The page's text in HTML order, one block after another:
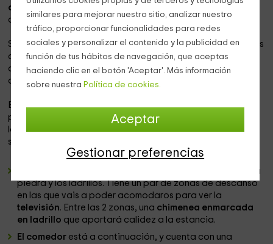
similares para mejorar nuestro sitio, analizar nuestro
tráfico, proporcionar funcionalidades para redes
sociales y personalizar el contenido y la publicidad en
función de tus hábitos de navegación, que aceptas
haciendo clic en el botón 'Aceptar'. Más información
sobre nuestra Política de cookies.
Aceptar
Gestionar preferencias
de Córdoba
, en la que vas a poder disfrutar de las mejores
comodidades en la zona de Belmez.
Se trata deuna finca en la existen 2 viviendas,y donde vas
a poder elegir, en función de cuántos seáis, la casa más
adecuada para vosotros, aunque podéis alquilarla en
conjunto.
En cuanto a la capacidad de esta vivienda, que es la
principal,
se ha pensado para 8 personas,
la posibilidad de ampliar hasta elmáximo de 10con las
siguientes
en tonos burdeos que contrastan con la
piedra y los ladrillos. Tiene un par de zonas de descanso
en las que vais a poder acomodaros para ver la
televisión. Entre las 2 zonas, una chimenea enmarcada
en ladrillo que aportará calidez a la estancia.
El comedor está a continuación, y cuenta con una